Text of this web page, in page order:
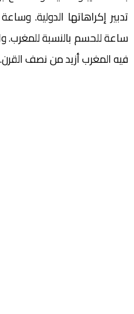
‬فيه‭ ‬المغرب‭ ‬أزيد‭ ‬من‭ ‬نصف‭ ‬القرن‭.‬‬‬‬‬‬‬‬‬‬‬‬‬‬‬‬‬‬‬‬‬‬